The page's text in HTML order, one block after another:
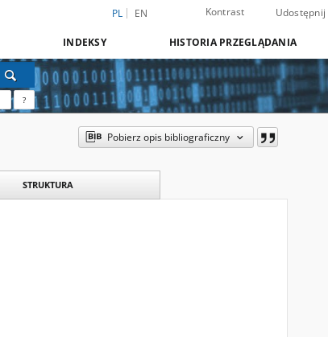
PL EN Kontrast Udostępnij
INDEKSY HISTORIA PRZEGLĄDANIA
?
Pobierz opis bibliograficzny
STRUKTURA